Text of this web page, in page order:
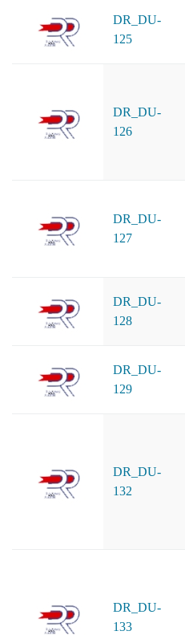
DR_DU-
125
DR_DU-
126
DR_DU-
127
DR_DU-
128
DR_DU-
129
DR_DU-
132
DR_DU-
133